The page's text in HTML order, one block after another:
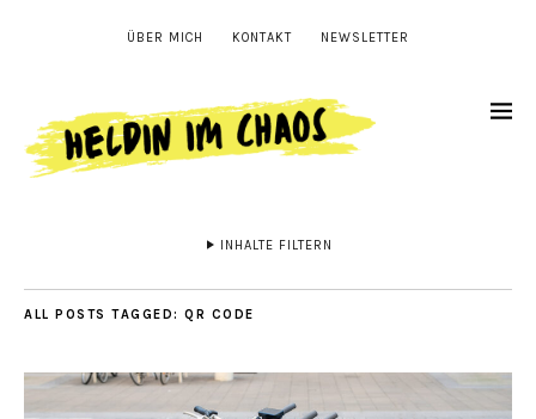
ÜBER MICH KONTAKT NEWSLETTER
INHALTE FILTERN
ALL POSTS TAGGED: QR CODE